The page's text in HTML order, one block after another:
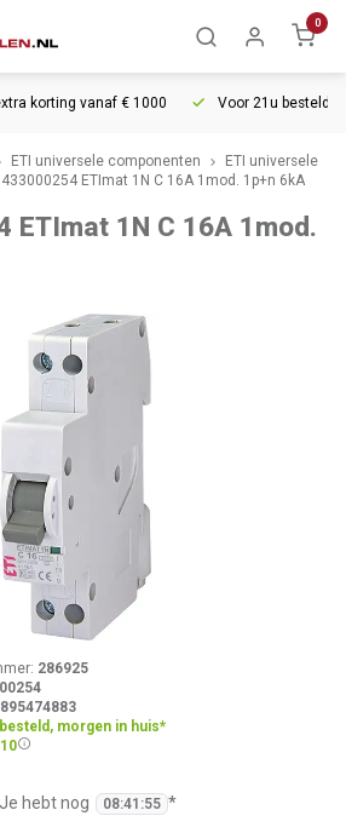
0
korting vanaf € 1000 Voor 21u besteld,
ETI universele componenten
ETI universele
433000254 ETImat 1N C 16A 1mod. 1p+n 6kA
ETImat 1N C 16A 1mod.
286925
morgen in huis*
10
Je hebt nog 08:41 :55 *